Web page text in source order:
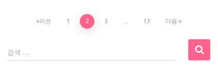
내
이전 1 2 3 … 13 다음
검
색
검색 …